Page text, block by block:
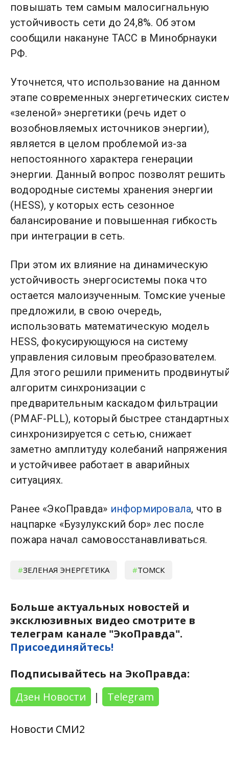
повышать тем самым малосигнальную
устойчивость сети до 24,8%. Об этом
сообщили накануне ТАСС в Минобрнауки
РФ.
Уточнется, что использование на данном
этапе современных энергетических
«зеленой» энергетики (речь идет о
возобновляемых источников энергии),
является в целом проблемой из-за
непостоянного характера генерации
энергии. Данный вопрос позволят решить
водородные системы хранения энергии
(HESS), у которых есть сезонное
балансирование и повышенная гибкость
при интеграции в сеть.
При этом их влияние на динамическую
устойчивость энергосистемы пока что
остается малоизученным. Томские ученые
предложили, в свою очередь,
использовать математическую модель
HESS, фокусирующуюся на систему
управления силовым преобразователем.
Для этого решили применить
алгоритм синхронизации с
предварительным каскадом фильтрации
(PMAF-PLL), который быстрее стандартных
синхронизируется с сетью, снижает
заметно амплитуду колебаний напряжения
и устойчивее работает в аварийных
ситуациях.
Ранее «ЭкоПравда» информировала, что в
нацпарке «Бузулукский бор» лес после
пожара начал самовосстанавливаться.
ЗЕЛЕНАЯ ЭНЕРГЕТИКА ТОМСК
Больше актуальных новостей и
эксклюзивных видео смотрите в
телеграм канале "ЭкоПравда".
Присоединяйтесь!
Подписывайтесь на ЭкоПравда:
Дзен Новости
| Telegram
Новости СМИ2